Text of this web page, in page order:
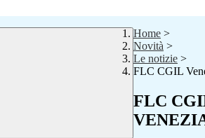
Home >
Novità >
Le notizie >
FLC CGIL
FLC